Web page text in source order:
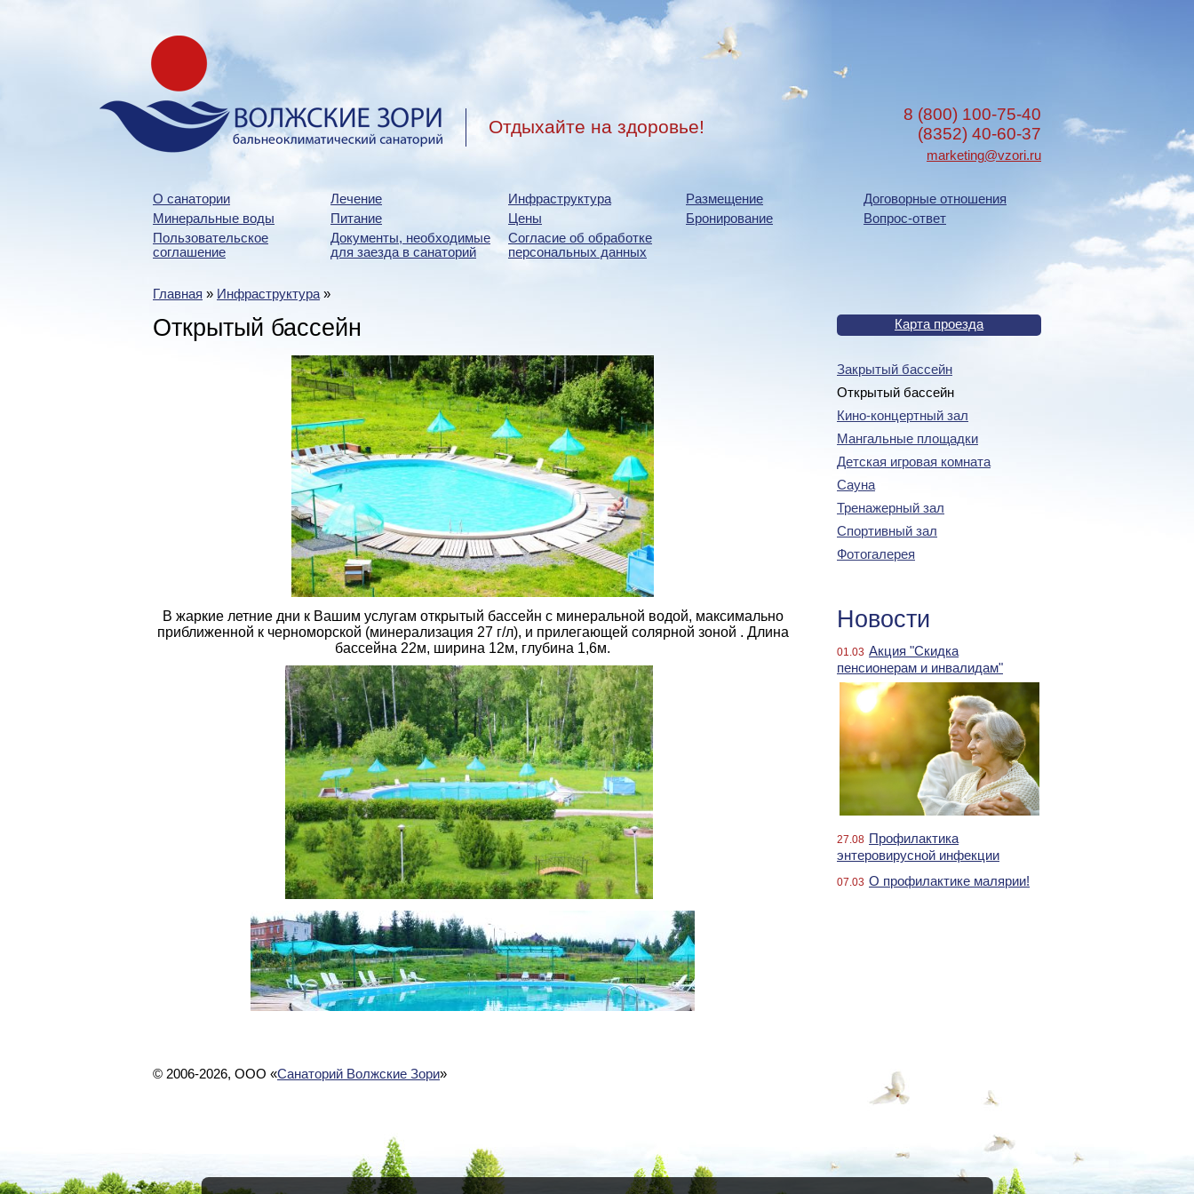
Отдыхайте на здоровье!
8 (800) 100-75-40
(8352) 40-60-37
marketing@vzori.ru
О санатории Лечение Инфраструктура Размещение
Договорные отношения
Минеральные воды
Питание Цены Бронирование
Вопрос-ответ
Пользовательское
соглашение
Документы, необходимые
для заезда в санаторий
Согласие об обработке
персональных данных
Главная » Инфраструктура »
Открытый бассейн
В жаркие летние дни к Вашим услугам открытый бассейн с минеральной водой, максимально
приближенной к черноморской (минерализация 27 г/л), и прилегающей солярной зоной . Длина
бассейна 22м, ширина 12м, глубина 1,6м.
Карта проезда
Закрытый бассейн
Открытый бассейн
Кино-концертный зал
Мангальные площадки
Детская игровая комната
Сауна
Тренажерный зал
Спортивный зал
Фотогалерея
Новости
01.03 Акция "Скидка
пенсионерам и инвалидам"
27.08 Профилактика
энтеровирусной инфекции
07.03 О профилактике малярии!
© 2006-2026, ООО «Санаторий Волжские Зори»